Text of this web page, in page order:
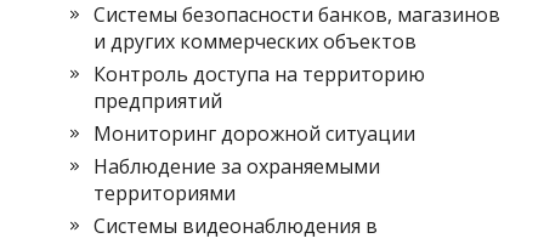
Системы безопасности банков, магазинов
и других коммерческих объектов
Контроль доступа на территорию
предприятий
Мониторинг дорожной ситуации
Наблюдение за охраняемыми
территориями
Системы видеонаблюдения в